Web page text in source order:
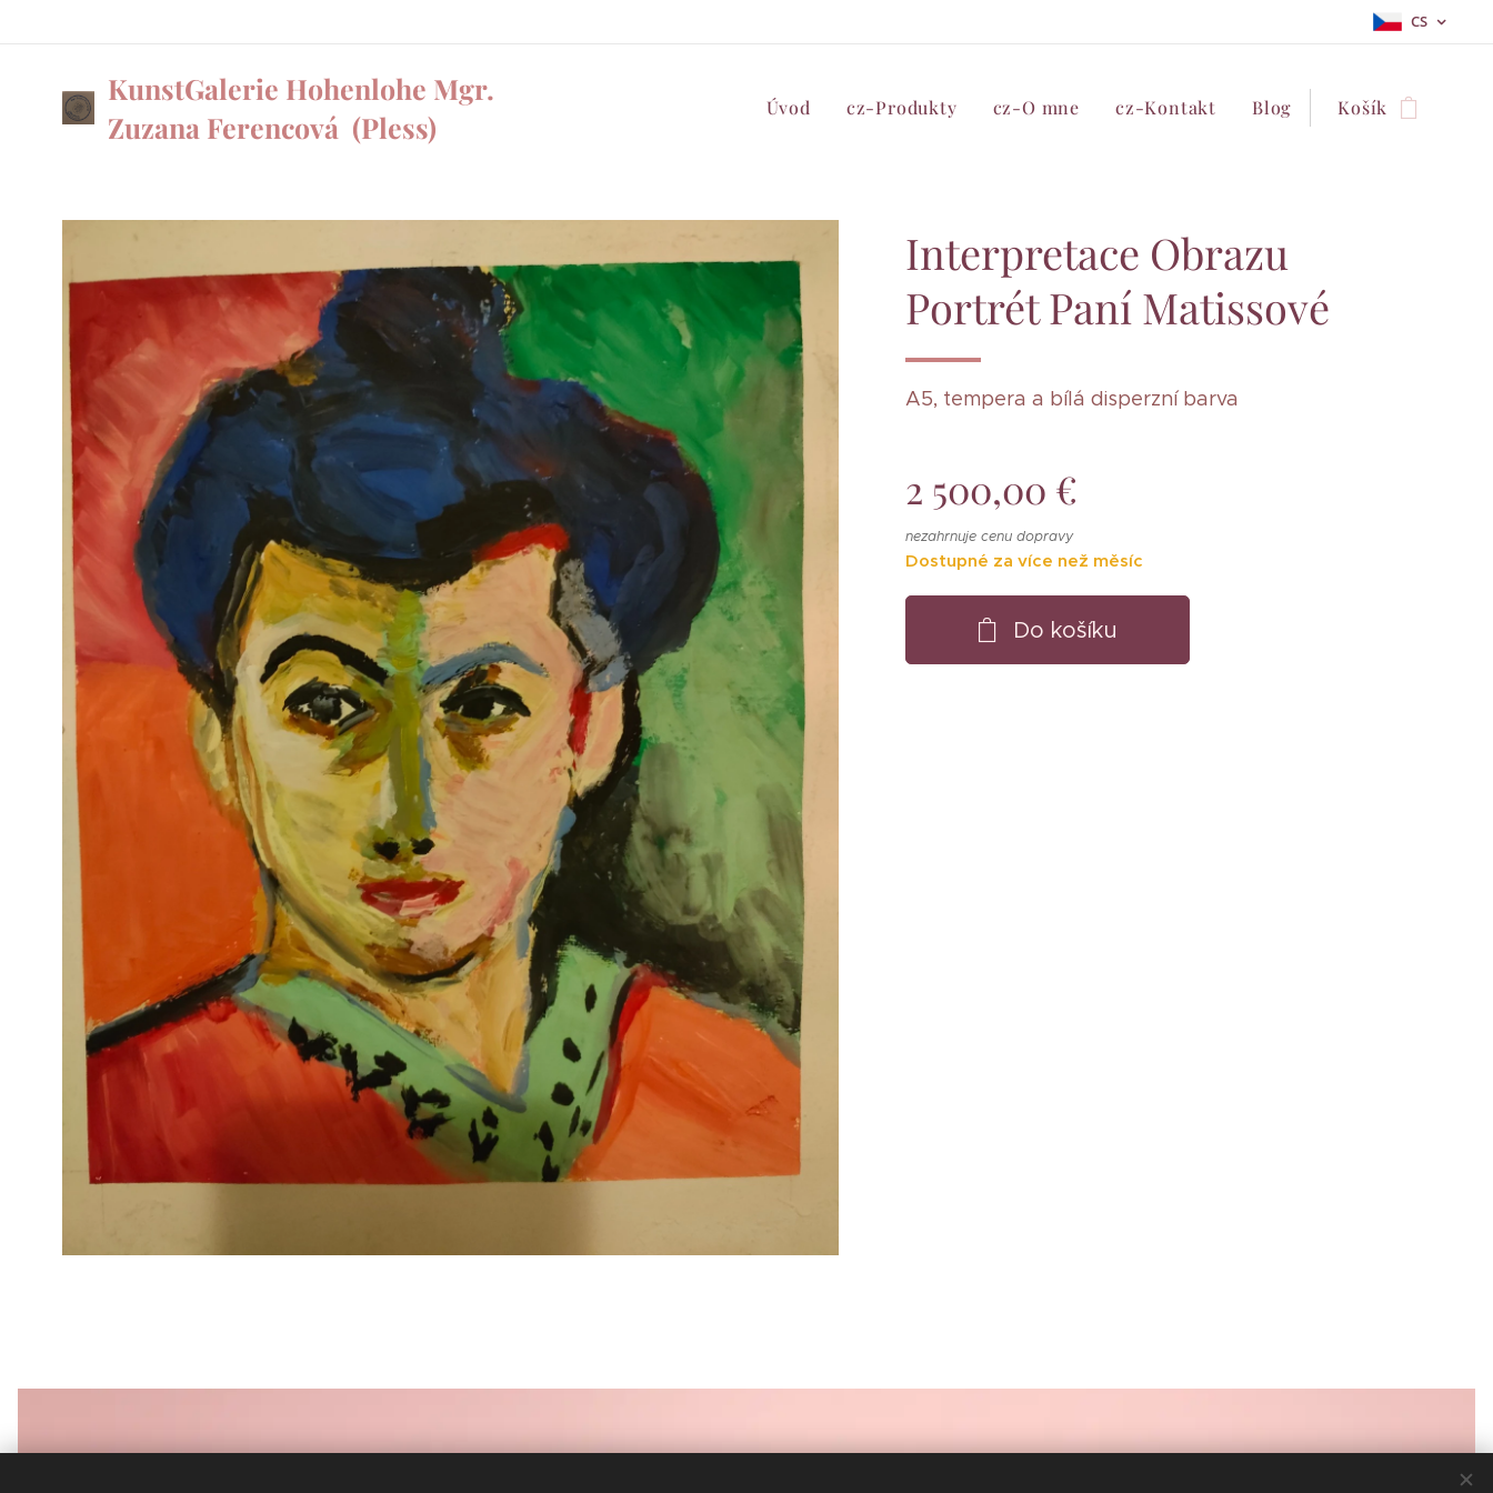
CS
KunstGalerie Hohenlohe Mgr.
Zuzana Ferencová (Pless)
Úvod cz-Produkty cz-O mne cz-Kontakt Blog Košík
Interpretace Obrazu
Portrét Paní Matissové
A5, tempera a bílá disperzní barva
2 500,00 €
nezahrnuje cenu dopravy
Dostupné za více než měsíc
Do košíku